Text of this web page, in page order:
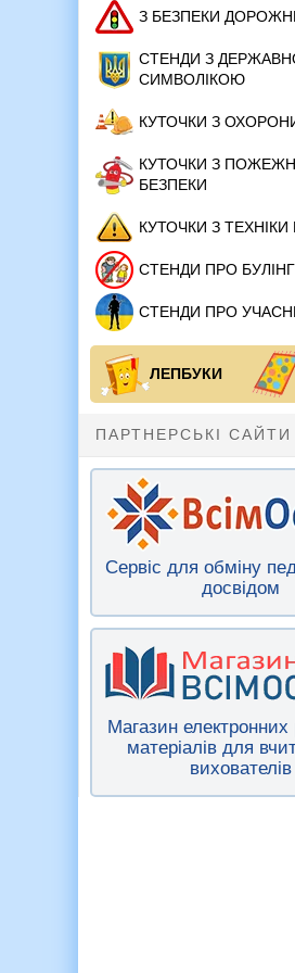
З БЕЗПЕКИ
СТЕНДИ З
СИМВОЛІКОЮ
КУТОЧКИ З
КУТОЧКИ З
БЕЗПЕКИ
КУТОЧКИ З ТЕХНІКИ
СТЕНДИ ПРО БУЛІНГ
СТЕНДИ ПРО
ЛЕПБУКИ
ПАРТНЕРСЬКІ САЙТИ
Сервіс для обміну
досвідом
Магазин електронних
матеріалів для
вихователів